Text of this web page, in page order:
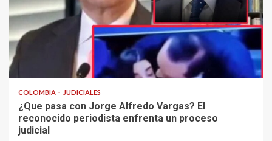
COLOMBIA JUDICIALES
¿Que pasa con Jorge Alfredo Vargas? El
reconocido periodista enfrenta un proceso
judicial